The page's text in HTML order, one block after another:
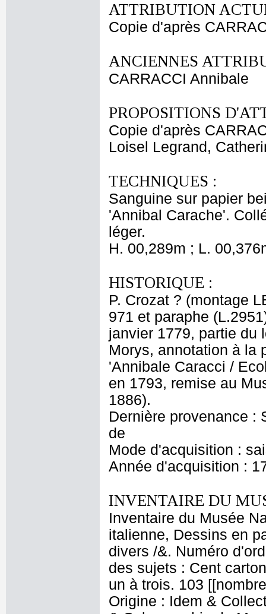
ATTRIBUTION
Copie d'après
ANCIENNES
CARRACCI Annibale
PROPOSITIONS
Copie d'après
Loisel Legrand,
TECHNIQUES :
Sanguine sur papier
'Annibal Carache'.
léger.
H. 00,289m ; L.
HISTORIQUE :
P. Crozat ? (montage
971 et paraphe
janvier 1779, partie du
Morys, annotation à la
'Annibale Caracci /
en 1793, remise au
1886).
Dernière provenance :
de
Mode d'acquisition :
Année d'acquisition :
INVENTAIRE DU
Inventaire du Musée
italienne, Dessins en
divers /&. Numéro
des sujets : Cent
un à trois. 103
Origine : Idem &